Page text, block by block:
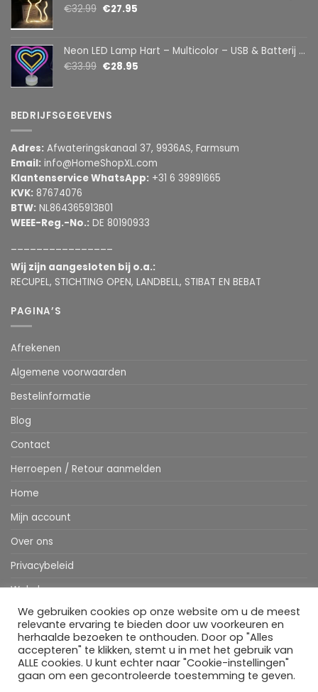
€32.99 €27.95
Neon LED Lamp Hart – Multicolor – USB & Batterij – Hartvormige Sfeerlamp – Kinderkamer & Slaapkamer – 25,2 x 23 cm
€33.99 €28.95
BEDRIJFSGEGEVENS
Adres: Afwateringskanaal 37, 9936AS, Farmsum
Email: info@HomeShopXL.com
Klantenservice WhatsApp: +31 6 39891665
KVK: 87674076
BTW: NL864365913B01
WEEE-Reg.-No.: DE 80190933
Wij zijn aangesloten bij o.a.:
RECUPEL, STICHTING OPEN, LANDBELL, STIBAT EN BEBAT
PAGINA’S
Afrekenen
Algemene voorwaarden
Bestelinformatie
Blog
Contact
Herroepen / Retour aanmelden
Home
Mijn account
Over ons
Privacybeleid
Webshop
Winkelwagen
Stripe MasterCardIDeal BancontactKlarna
Apple
Pay
We gebruiken cookies op onze website om u de meest
relevante ervaring te bieden door uw voorkeuren en
herhaalde bezoeken te onthouden. Door op "Alles
accepteren" te klikken, stemt u in met het gebruik van
ALLE cookies. U kunt echter naar "Cookie-instellingen"
gaan om een gecontroleerde toestemming te geven.